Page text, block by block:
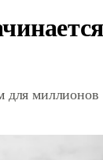
для миллионов